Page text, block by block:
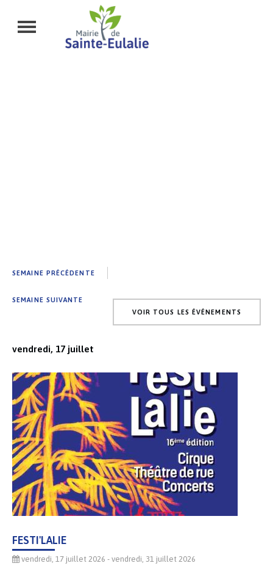
SEMAINE PRÉCÉDENTE
VOIR TOUS LES ÉVÉNEMENTS
SEMAINE SUIVANTE
vendredi, 17 juillet
FESTI'LALIE
vendredi, 17 juillet 2026 - vendredi, 31 juillet 2026